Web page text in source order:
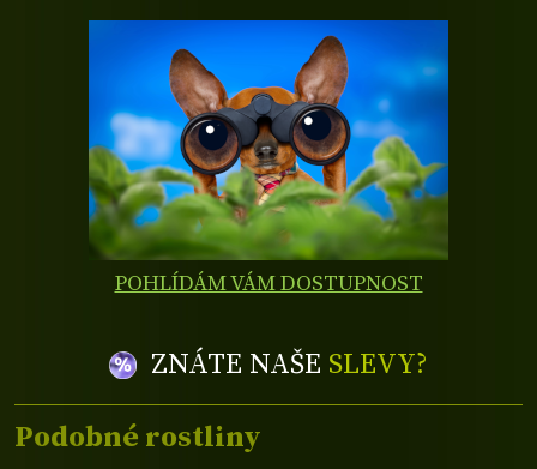
POHLÍDÁM VÁM DOSTUPNOST
ZNÁTE NAŠE SLEVY?
Podobné rostliny